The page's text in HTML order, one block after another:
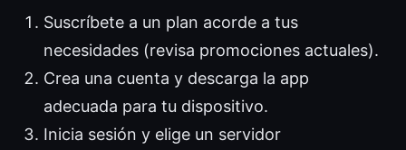
Suscríbete a un plan acorde a tus
necesidades (revisa promociones actuales).
Crea una cuenta y descarga la app
adecuada para tu dispositivo.
Inicia sesión y elige un servidor